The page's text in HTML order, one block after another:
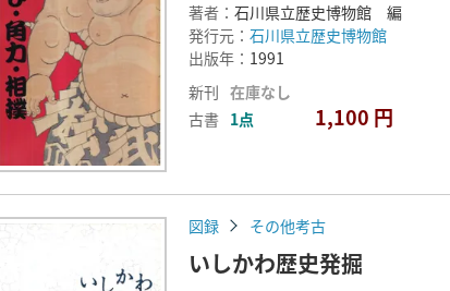
著者： 石川県立歴史博物館 編
発行元： 石川県立歴史博物館
出版年： 1991
新刊 在庫なし
古書 1点 1,100 円
図録 その他考古
いしかわ歴史発掘